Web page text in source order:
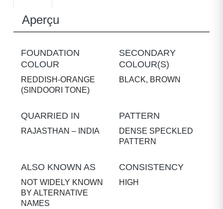
Aperçu
FOUNDATION
COLOUR
REDDISH-ORANGE
(SINDOORI TONE)
SECONDARY
COLOUR(S)
BLACK, BROWN
QUARRIED IN
RAJASTHAN – INDIA
PATTERN
DENSE SPECKLED
PATTERN
ALSO KNOWN AS
NOT WIDELY KNOWN
BY ALTERNATIVE
NAMES
CONSISTENCY
HIGH